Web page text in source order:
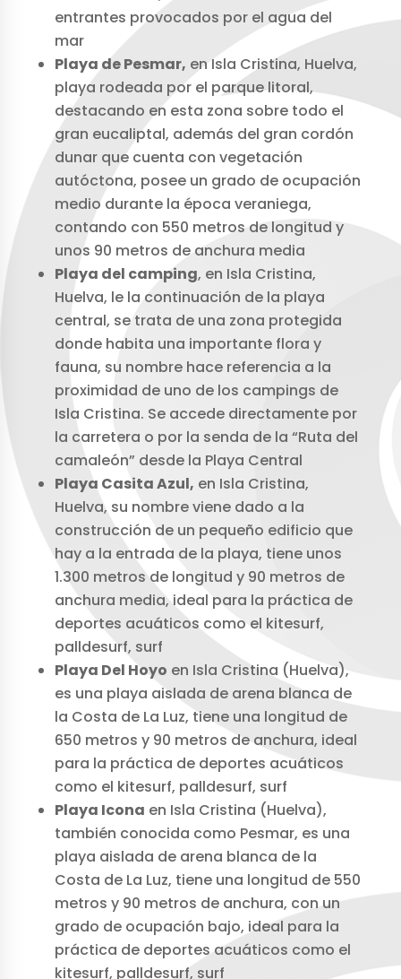
entrantes provocados por el agua del
mar
Playa de Pesmar, en Isla Cristina, Huelva,
playa rodeada por el parque litoral,
destacando en esta zona sobre todo el
gran eucaliptal, además del gran cordón
dunar que cuenta con vegetación
autóctona, posee un grado de ocupación
medio durante la época veraniega,
contando con 550 metros de longitud y
unos 90 metros de anchura media
Playa del camping, en Isla Cristina,
Huelva, le la continuación de la playa
central, se trata de una zona protegida
donde habita una importante flora y
fauna, su nombre hace referencia a la
proximidad de uno de los campings de
Isla Cristina. Se accede directamente por
la carretera o por la senda de la “Ruta del
camaleón” desde la Playa Central
Playa Casita Azul, en Isla Cristina,
Huelva, su nombre viene dado a la
construcción de un pequeño edificio que
hay a la entrada de la playa, tiene unos
1.300 metros de longitud y 90 metros de
anchura media, ideal para la práctica de
deportes acuáticos como el kitesurf,
palldesurf, surf
Playa Del Hoyo en Isla Cristina (Huelva),
es una playa aislada de arena blanca de
la Costa de La Luz, tiene una longitud de
650 metros y 90 metros de anchura, ideal
para la práctica de deportes acuáticos
como el kitesurf, palldesurf, surf
Playa Icona en Isla Cristina (Huelva),
también conocida como Pesmar, es una
playa aislada de arena blanca de la
Costa de La Luz, tiene una longitud de 550
metros y 90 metros de anchura, con un
grado de ocupación bajo, ideal para la
práctica de deportes acuáticos como el
kitesurf, palldesurf, surf